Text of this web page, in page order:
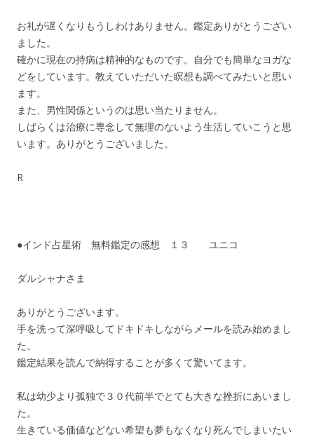
お礼が遅くなりもうしわけありません。鑑定ありがとうござい
ました。
確かに現在の持病は精神的なものです。自分でも簡単なヨガな
どをしています。教えていただいた瞑想も調べてみたいと思い
ます。
また、男性関係というのは思い当たりません。
しばらくは治療に専念して無理のないよう生活していこうと思
います。ありがとうございました。
R
●インド占星術 無料鑑定の感想 １３ ユニコ
ダルシャナさま
ありがとうございます。
手を洗って深呼吸してドキドキしながらメールを読み始めまし
た。
鑑定結果を読んで納得することが多くて驚いてます。
私は幼少より孤独で３０代前半でとても大きな挫折にあいまし
た。
生きている価値などない希望も夢もなくなり死んでしまいたい